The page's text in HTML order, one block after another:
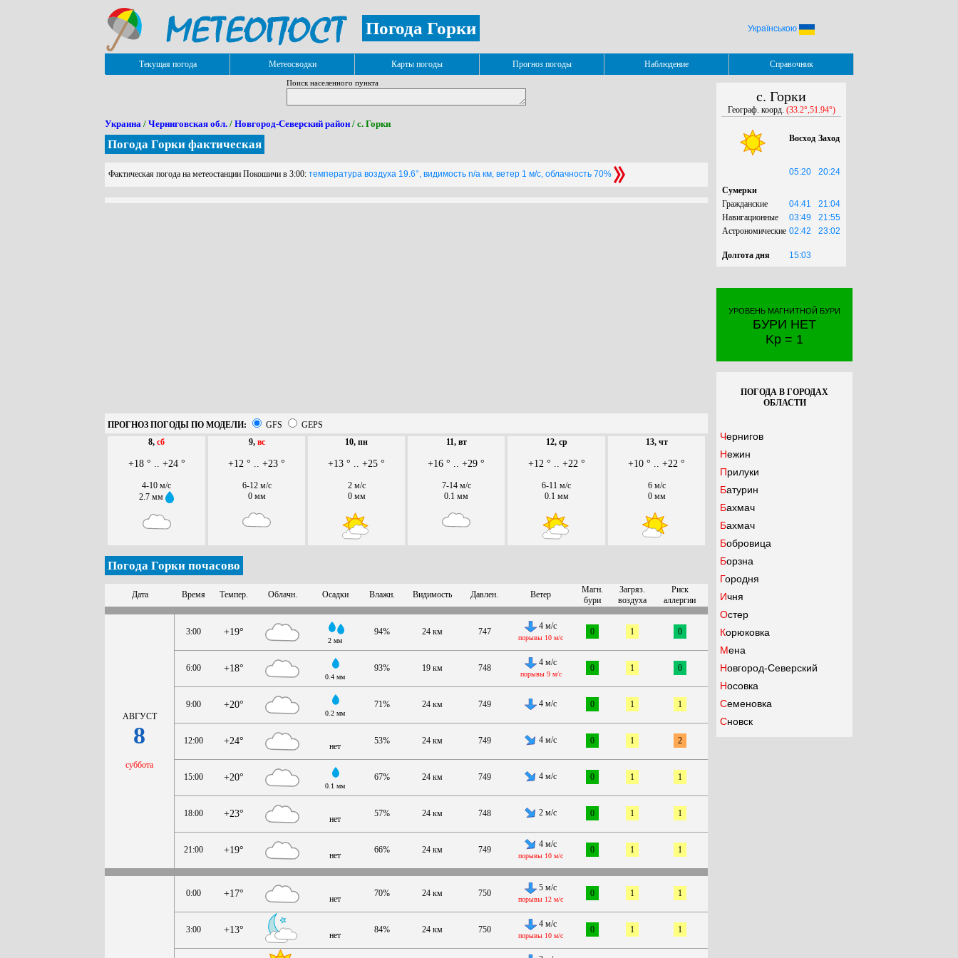
Погода Горки Українською
Текущая погода Метеосводки Карты погоды Прогноз погоды Наблюдение Справочник
Поиск населенного пункта
Украина / Черниговская обл. / Новгород-Северский район / с. Горки
Погода Горки фактическая
Фактическая погода на метеостанции Покошичи в 3:00: температура воздуха 19.6°, видимость n/a км, ветер 1 м/с, облачность 70%
ПРОГНОЗ ПОГОДЫ ПО МОДЕЛИ: GFS
GEPS
8, сб
+18 ° .. +24 °
4-10 м/с
2.7 мм
9, вс
+12 ° .. +23 °
6-12 м/с
0 мм
10, пн
+13 ° .. +25 °
2 м/с
0 мм
11, вт
+16 ° .. +29 °
7-14 м/с
0.1 мм
12, ср
+12 ° .. +22 °
6-11 м/с
0.1 мм
13, чт
+10 ° .. +22 °
6 м/с
0 мм
Погода Горки почасово
Дата Время Темпер. Облачн. Осадки Влажн. Видимость Давлен. Ветер
Магн.
бури
Загряз.
воздуха
Риск
аллергии
АВГУСТ
8
суббота
3:00 +19°
2 мм
94% 24 км 747
4 м/с
порывы 10 м/с
0 1 0
6:00 +18°
0.4 мм
93% 19 км 748
4 м/с
порывы 9 м/с
0 1 0
9:00 +20°
0.2 мм
71% 24 км 749 4 м/с 0 1 1
12:00 +24° нет
53% 24 км 749 4 м/с 0 1 2
15:00 +20°
0.1 мм
67% 24 км 749 4 м/с 0 1 1
18:00 +23° нет
57% 24 км 748 2 м/с 0 1 1
21:00 +19° нет
66% 24 км 749
4 м/с
порывы 10 м/с
0 1 1
0:00 +17° нет
70% 24 км 750
5 м/с
порывы 12 м/с
0 1 1
3:00 +13° нет
84% 24 км 750
4 м/с
порывы 10 м/с
0 1 1
с. Горки
Географ. коорд. (33.2°,51.94°)
Восход Заход
05:20
20:24
Сумерки
Гражданские
04:41
21:04
Навигационные
03:49
21:55
Астрономические 02:42 23:02
Долгота дня 15:03
УРОВЕНЬ МАГНИТНОЙ БУРИ
БУРИ НЕТ
Kp = 1
ПОГОДА В ГОРОДАХ
ОБЛАСТИ
Чернигов
Нежин
Прилуки
Батурин
Бахмач
Бахмач
Бобровица
Борзна
Городня
Ичня
Остер
Корюковка
Мена
Новгород-Северский
Носовка
Семеновка
Сновск